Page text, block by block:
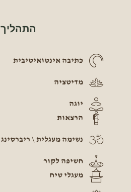
התהליך
כתיבה אינטואיטיבית
מדיטציה
יוגה
הרצאות
נשימה מעגלית \ ריברסינג
חשיפה לקור
מעגלי שיח